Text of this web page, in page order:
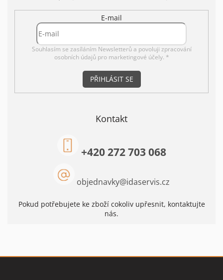
s
u
E-mail
Souhlasím se zasíláním Newsletterů a povoluji zpracování
osobních údajů pro marketingové účely. *
PŘIHLÁSIT SE
Kontakt
objednavky@idaservis.cz
+420 272 703 068
Pokud potřebujete ke zboží cokoliv upřesnit, kontaktujte
nás.